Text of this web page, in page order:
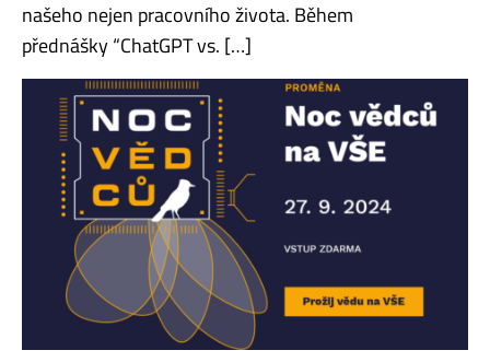
našeho nejen pracovního života. Během
přednášky “ChatGPT vs. […]